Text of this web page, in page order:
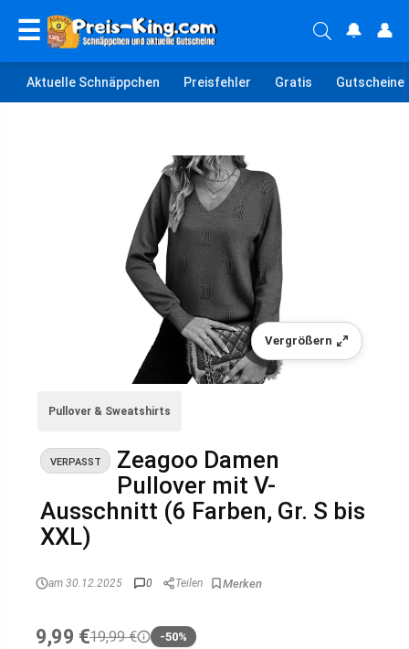
☰ 🔔 👤
Aktuelle Schnäppchen Preisfehler Gratis Gutscheine
Vergrößern
Pullover & Sweatshirts
VERPASST
Zeagoo Damen
Pullover mit V-
Ausschnitt (6 Farben, Gr. S bis
XXL)
am 30.12.2025 0 Teilen
9,99 €19,99 € -50%